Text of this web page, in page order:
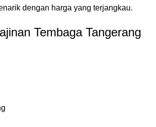
dengan harga yang terjangkau.
Tembaga Tangerang